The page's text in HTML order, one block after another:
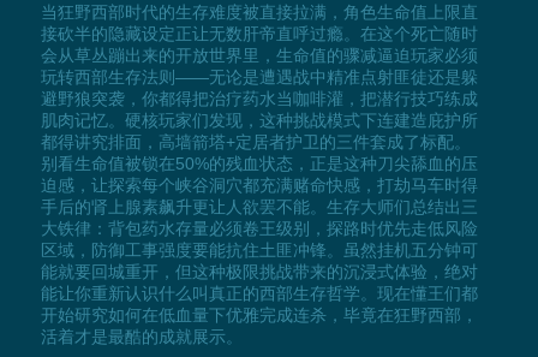
当狂野西部时代的生存难度被直接拉满，角色生命值上限直
接砍半的隐藏设定正让无数肝帝直呼过瘾。在这个死亡随时
会从草丛蹦出来的开放世界里，生命值的骤减逼迫玩家必须
玩转西部生存法则——无论是遭遇战中精准点射匪徒还是躲
避野狼突袭，你都得把治疗药水当咖啡灌，把潜行技巧练成
肌肉记忆。硬核玩家们发现，这种挑战模式下连建造庇护所
都得讲究排面，高墙箭塔+定居者护卫的三件套成了标配。
别看生命值被锁在50%的残血状态，正是这种刀尖舔血的压
迫感，让探索每个峡谷洞穴都充满赌命快感，打劫马车时得
手后的肾上腺素飙升更让人欲罢不能。生存大师们总结出三
大铁律：背包药水存量必须卷王级别，探路时优先走低风险
区域，防御工事强度要能抗住土匪冲锋。虽然挂机五分钟可
能就要回城重开，但这种极限挑战带来的沉浸式体验，绝对
能让你重新认识什么叫真正的西部生存哲学。现在懂王们都
开始研究如何在低血量下优雅完成连杀，毕竟在狂野西部，
活着才是最酷的成就展示。